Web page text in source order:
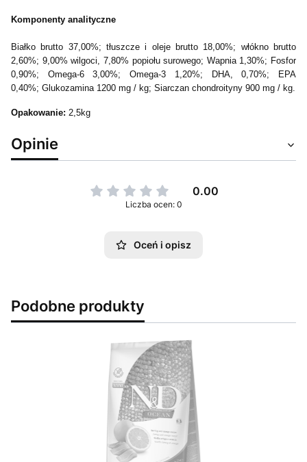
Komponenty analityczne
Białko brutto 37,00%; tłuszcze i oleje brutto 18,00%; włókno brutto
2,60%; 9,00% wilgoci, 7,80% popiołu surowego; Wapnia 1,30%; Fosfor
0,90%; Omega-6 3,00%;Omega-3 1,20%; DHA, 0,70%;
EPA
0,40%; Glukozamina 1200 mg / kg; Siarczan chondroityny 900 mg / kg.
Opakowanie: 2,5kg
Opinie
0.00
Liczba ocen: 0
Oceń i opisz
Podobne produkty